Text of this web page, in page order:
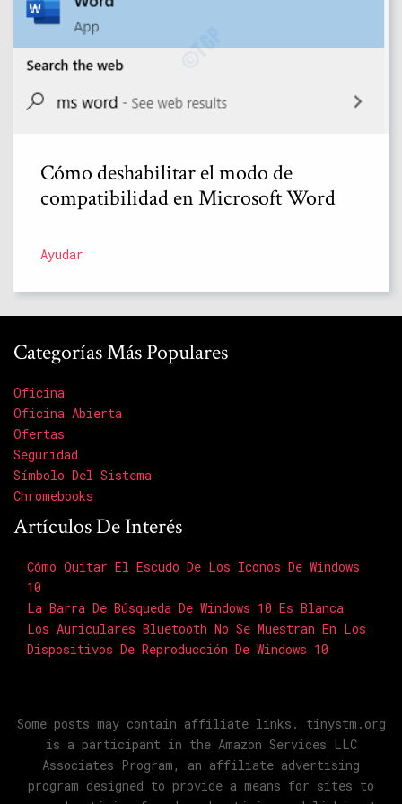
Cómo deshabilitar el modo de
compatibilidad en Microsoft Word
Ayudar
Categorías Más Populares
Oficina
Oficina Abierta
Ofertas
Seguridad
Símbolo Del Sistema
Chromebooks
Artículos De Interés
Cómo Quitar El Escudo De Los Iconos De Windows
10
La Barra De Búsqueda De Windows 10 Es Blanca
Los Auriculares Bluetooth No Se Muestran En Los
Dispositivos De Reproducción De Windows 10
Some posts may contain affiliate links. tinystm.org
is a participant in the Amazon Services LLC
Associates Program, an affiliate advertising
program designed to provide a means for sites to